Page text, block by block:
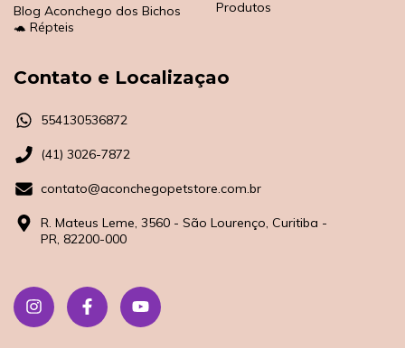
Blog Aconchego dos Bichos
🐢 Répteis
Produtos
Contato e Localizaçao
554130536872
(41) 3026-7872
contato@aconchegopetstore.com.br
R. Mateus Leme, 3560 - São Lourenço, Curitiba -
PR, 82200-000